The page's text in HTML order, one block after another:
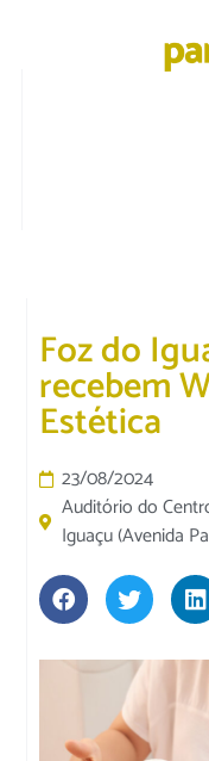
Foz do
recebem
Estética
23/08/2024
Auditório do
Iguaçu (Avenida